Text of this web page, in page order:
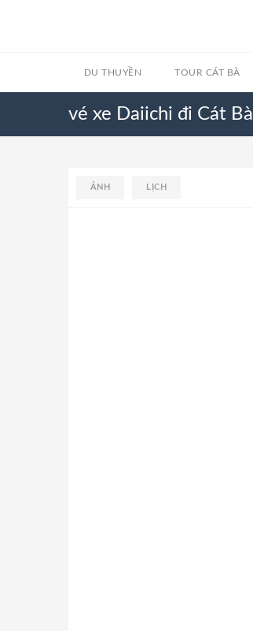
DU THUYỀN TOUR CÁT BÀ
vé xe Daiichi đi Cát Bà
ẢNH LỊCH